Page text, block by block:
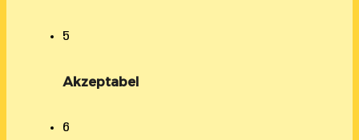
5
Akzeptabel
6